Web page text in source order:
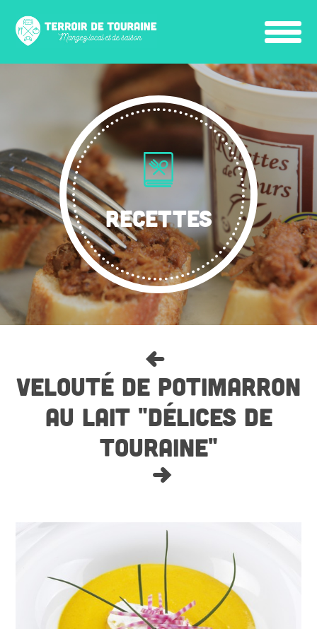
RECETTES
VELOUTÉ DE POTIMARRON
AU LAIT "DÉLICES DE
TOURAINE"